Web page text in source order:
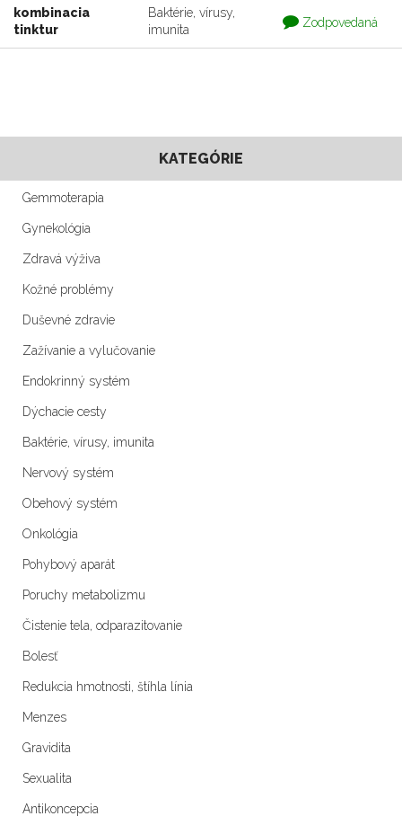
kombinacia
tinktur
Baktérie, vírusy,
imunita
Otázka
je
zodpovedaná
Zodpovedaná
KATEGÓRIE
Gemmoterapia
Gynekológia
Zdravá výživa
Kožné problémy
Duševné zdravie
Zažívanie a vylučovanie
Endokrinný systém
Dýchacie cesty
Baktérie, vírusy, imunita
Nervový systém
Obehový systém
Onkológia
Pohybový aparát
Poruchy metabolizmu
Čistenie tela, odparazitovanie
Bolesť
Redukcia hmotnosti, štíhla línia
Menzes
Gravidita
Sexualita
Antikoncepcia